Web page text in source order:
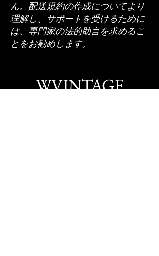
ん。配送規約の作成についてより
理解し、サポートを受けるために
は、専門家の法的助言を求めるこ
とをお勧めします。
WVINTAGE